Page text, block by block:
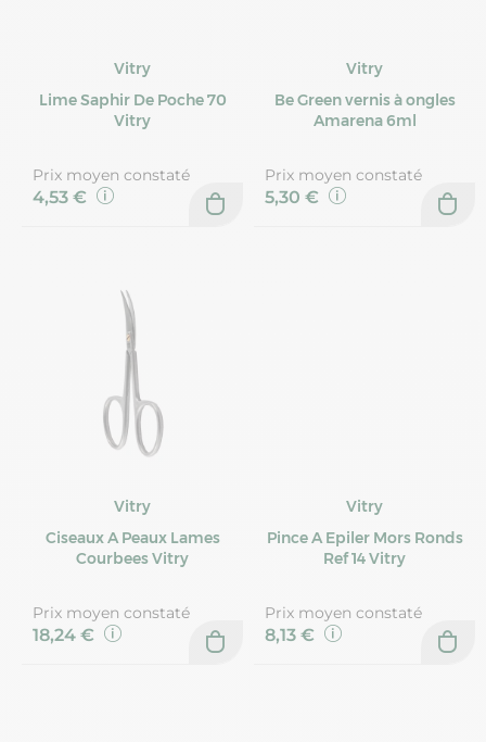
Vitry
Lime Saphir De Poche 70
Vitry
Prix moyen constaté
4,53 €
Vitry
Be Green vernis à ongles
Amarena 6ml
Prix moyen constaté
5,30 €
Vitry
Ciseaux A Peaux Lames
Courbees Vitry
Prix moyen constaté
18,24 €
Vitry
Pince A Epiler Mors Ronds
Ref 14 Vitry
Prix moyen constaté
8,13 €